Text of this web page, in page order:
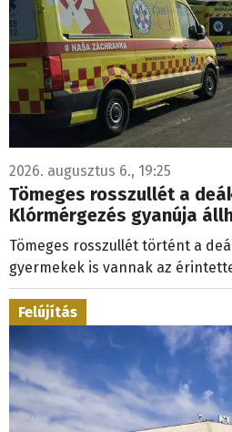
2026. augusztus 6., 19:25
Tömeges rosszullét a
Klórmérgezés gyanúja
Tömeges rosszullét történt a
gyermekek is vannak az
Felújítás